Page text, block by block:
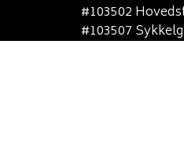
#103502
#103507